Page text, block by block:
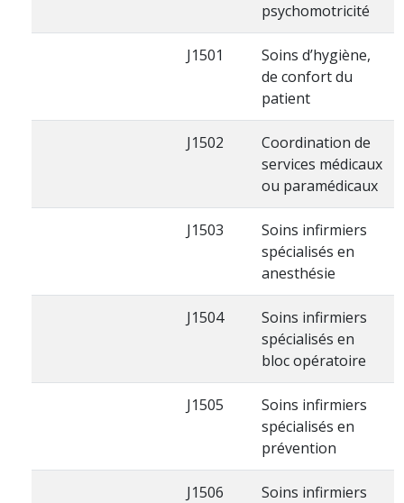
psychomotricité
J1501
Soins d’hygiène,
de confort du
patient
J1502
Coordination de
services médicaux
ou paramédicaux
J1503
Soins infirmiers
spécialisés en
anesthésie
J1504
Soins infirmiers
spécialisés en
bloc opératoire
J1505
Soins infirmiers
spécialisés en
prévention
J1506
Soins infirmiers